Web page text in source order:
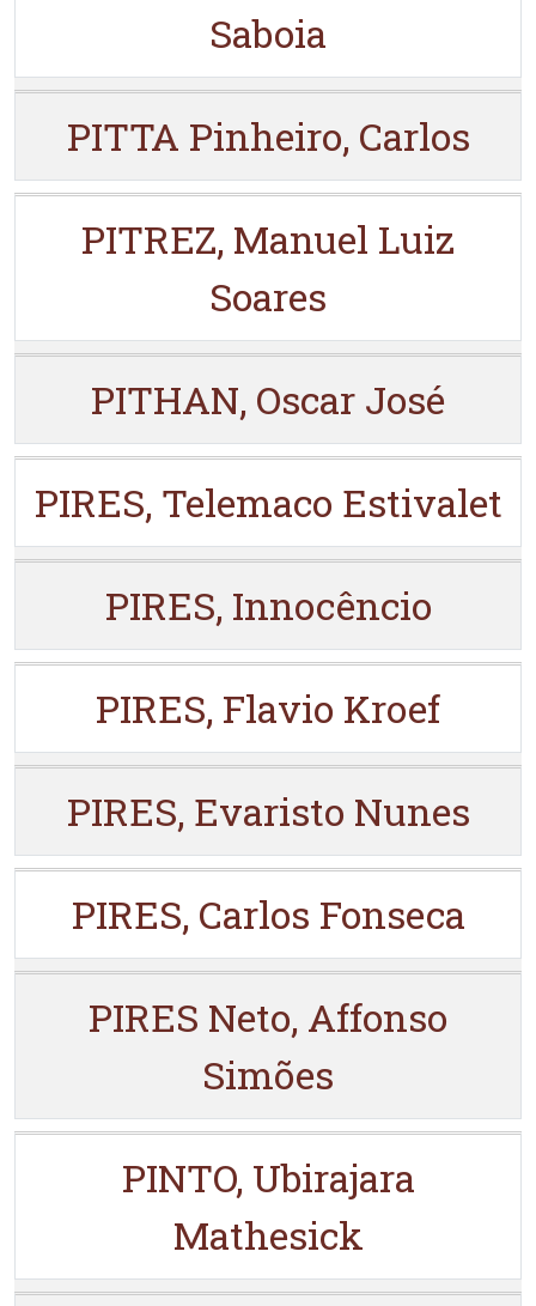
Saboia
PITTA Pinheiro, Carlos
PITREZ, Manuel Luiz
Soares
PITHAN, Oscar José
PIRES, Telemaco Estivalet
PIRES, Innocêncio
PIRES, Flavio Kroef
PIRES, Evaristo Nunes
PIRES, Carlos Fonseca
PIRES Neto, Affonso
Simões
PINTO, Ubirajara
Mathesick